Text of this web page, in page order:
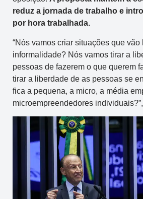
reduz a jornada de trabalho e
por hora trabalhada.
“Nós vamos criar situações que vão
informalidade? Nós vamos tirar a
pessoas de fazerem o que querem
tirar a liberdade de as pessoas se
fica a pequena, a micro, a média
microempreendedores